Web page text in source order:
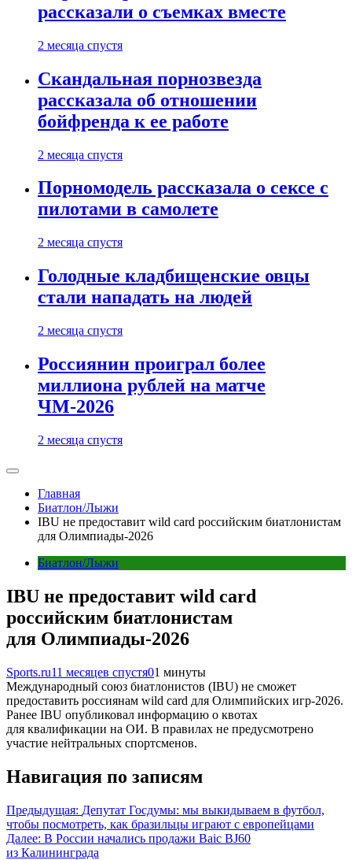
рассказали о съемках вместе
2 месяца спустя
Скандальная порнозвезда
рассказала об отношении
бойфренда к ее работе
2 месяца спустя
Порномодель рассказала о сексе с
пилотами в самолете
2 месяца спустя
Голодные кладбищенские овцы
стали нападать на людей
2 месяца спустя
Россиянин проиграл более
миллиона рублей на матче
ЧМ-2026
2 месяца спустя
Главная
Биатлон/Лыжи
IBU не предоставит wild card российским биатлонистам
для Олимпиады-2026
Биатлон/Лыжи
IBU не предоставит wild card
российским биатлонистам
для Олимпиады-2026
Sports.ru11 месяцев спустя01 минуты
Международный союз биатлонистов (IBU) не сможет
предоставить россиянам wild card для Олимпийских игр-2026.
Ранее IBU опубликовал информацию о квотах
для квалификации на ОИ. В правилах не предусмотрено
участие нейтральных спортсменов.
Навигация по записям
Предыдущая: Депутат Госдумы: мы выкидываем в футбол,
чтобы посмотреть, как бразильцы играют с европейцами
Далее: В России начались продажи Baic BJ60
из Калининграда